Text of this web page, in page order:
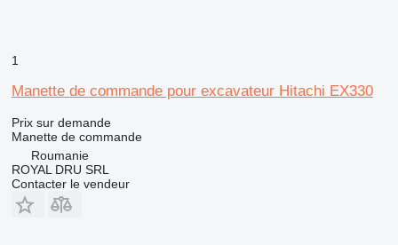
1
Manette de commande pour excavateur Hitachi EX330
Prix sur demande
Manette de commande
Roumanie
ROYAL DRU SRL
Contacter le vendeur